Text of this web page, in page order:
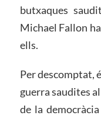
butxaques
Michael Fallon
ells.
Per descomptat,
guerra saudites
de la